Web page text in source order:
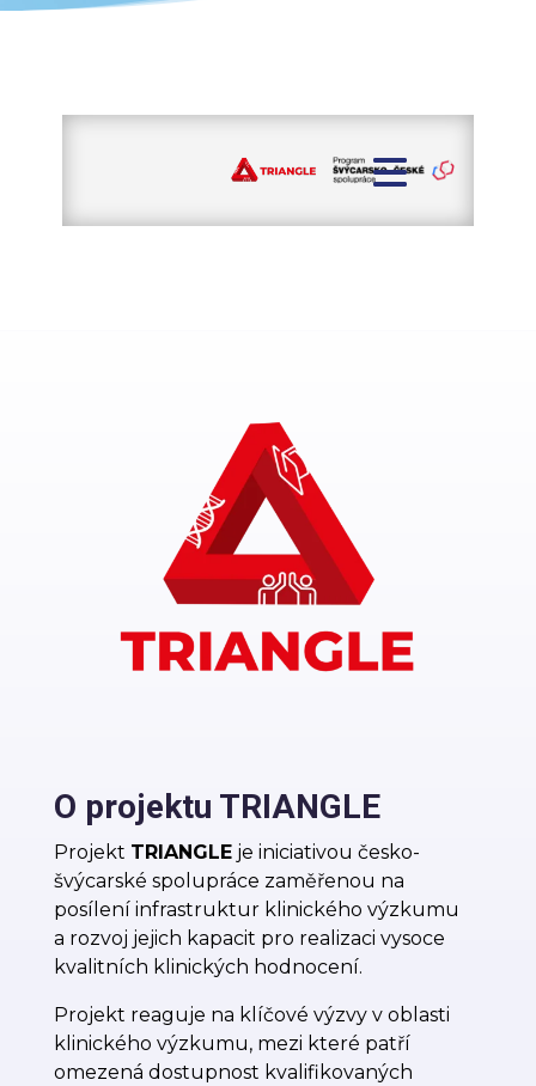
O projektu TRIANGLE
Projekt TRIANGLEje iniciativou česko-
švýcarské spolupráce zaměřenou na
posílení infrastruktur klinického výzkumu
a rozvoj jejich kapacit pro realizaci vysoce
kvalitních klinických hodnocení.
Projekt reaguje na klíčové výzvy v oblasti
klinického výzkumu, mezi které patří
omezená dostupnost kvalifikovaných